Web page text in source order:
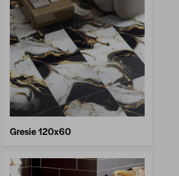
Gresie 120x60